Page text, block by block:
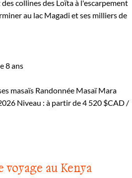
collines des Loïta à l'escarpement
au lac Magadi et ses milliers de
8 ans
masaïs Randonnée Masaï Mara
Niveau : à partir de4 520 $CAD /
voyage au Kenya